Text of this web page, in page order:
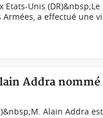
Unis (DR)&nbsp;Le
Armées, a effectué une
Addra nommé
Alain Addra